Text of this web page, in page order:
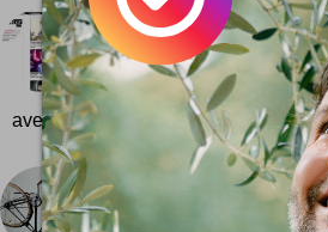
Bloguer ailleurs : Vitrines
Fin du teasing pour mes
à flot ! Comme je vous
aventures, je commence à bloguer
Quatre vélos
Un quadricycle, ou l'art